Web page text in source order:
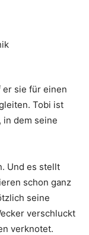
er sie für einen
Tobi ist
in dem seine
Und es stellt
schon ganz
seine
verschluckt
verknotet.